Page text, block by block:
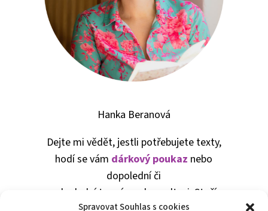
Spravovat Souhlas s cookies
Hanka Beranová
Dejte mi vědět, jestli potřebujete texty,
hodí se vám dárkový poukaz nebo
dopolední či
odpolední termín na konzultaci. Stačí